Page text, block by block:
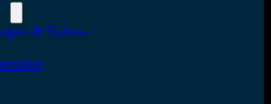
& Videos